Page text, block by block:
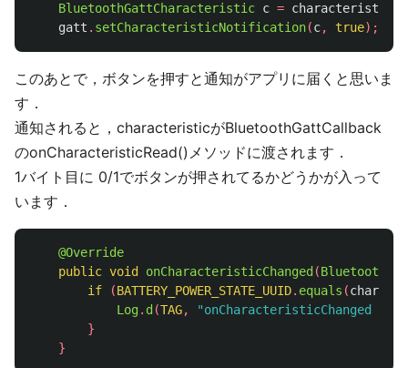
BluetoothGattCharacteristic c = characteristic
gatt . setCharacteristicNotification(c, true);
このあとで，ボタンを押すと通知がアプリに届くと思いま
す．
通知されると，characteristicがBluetoothGattCallback
のonCharacteristicRead()メソッドに渡されます．
1バイト目に 0/1でボタンが押されてるかどうかが入って
います．
@Override
public void onCharacteristicChanged (
if
(BATTERY_POWER_STATE_UUID. equals (
Log. d (TAG,
"onCharacteristicChanged
}
}